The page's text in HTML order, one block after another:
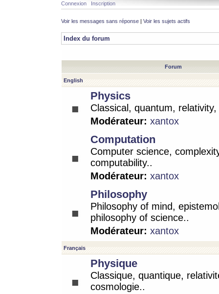
Connexion Inscription
Voir les messages sans réponse | Voir les sujets actifs
Index du forum
Forum
English
Physics
Classical, quantum,
Modérateur: xantox
Computation
Computer science,
computability..
Modérateur: xantox
Philosophy
Philosophy of mind,
philosophy of science..
Modérateur: xantox
Français
Physique
Classique, quantique,
cosmologie..